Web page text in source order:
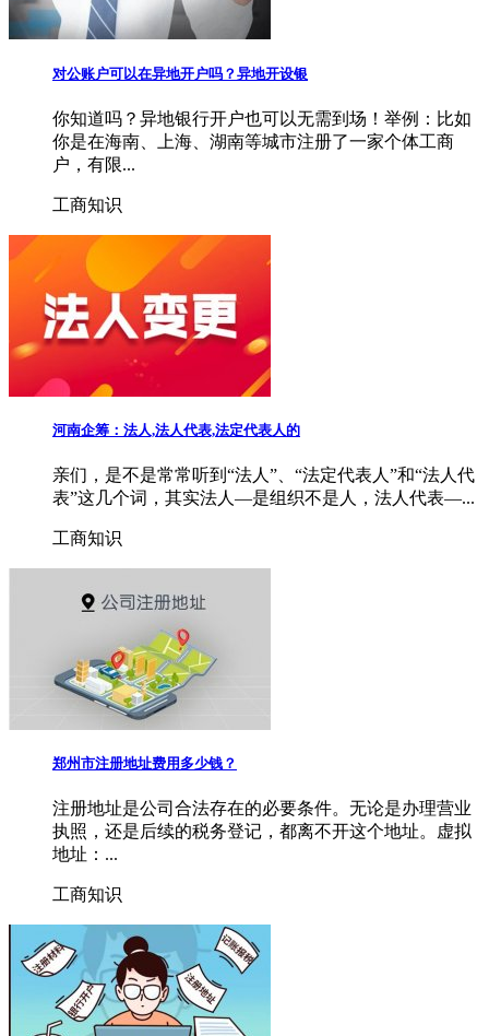
对公账户可以在异地开户吗？异地开设银
你知道吗？异地银行开户也可以无需到场！举例：比如
你是在海南、上海、湖南等城市注册了一家个体工商
户，有限...
工商知识
河南企筹：法人,法人代表,法定代表人的
亲们，是不是常常听到“法人”、“法定代表人”和“法人代
表”这几个词，其实法人—是组织不是人，法人代表—...
工商知识
郑州市注册地址费用多少钱？
注册地址是公司合法存在的必要条件。无论是办理营业
执照，还是后续的税务登记，都离不开这个地址。虚拟
地址：...
工商知识